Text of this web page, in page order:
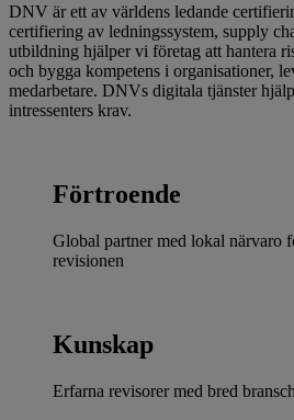
DNV är ett av världens ledande
certifiering av ledningssystem, supply
utbildning hjälper vi företag att hantera
och bygga kompetens i organisationer,
medarbetare. DNVs digitala tjänster
intressenters krav.
Förtroende
Global partner med lokal närvaro
revisionen
Kunskap
Erfarna revisorer med bred